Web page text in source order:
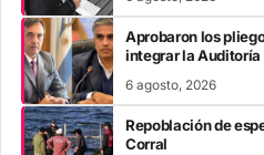
Aprobaron los
integrar la Auditoría
6 agosto, 2026
Repoblación de
Corral